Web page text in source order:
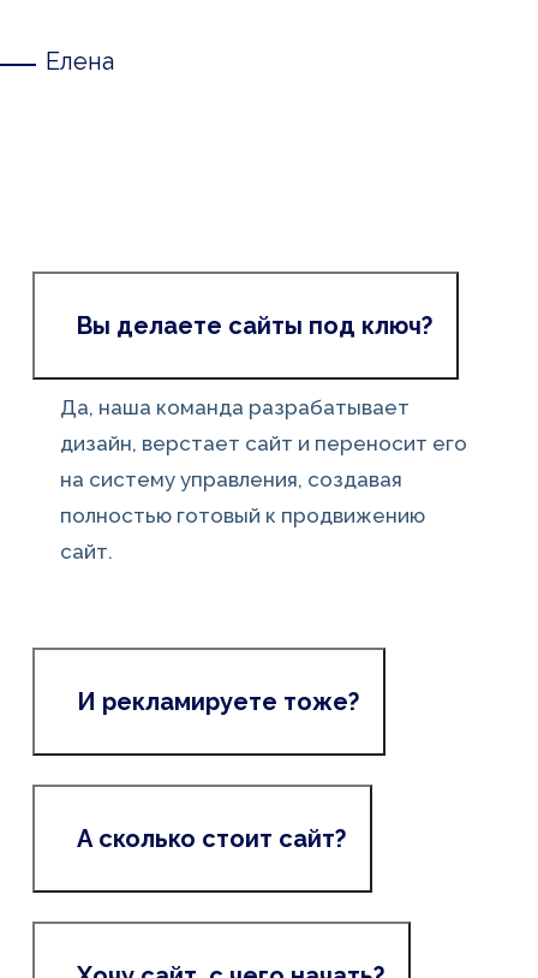
Елена
Вы делаете сайты под ключ?
Да, наша команда разрабатывает
дизайн, верстает сайт и переносит его
на систему управления, создавая
полностью готовый к продвижению
сайт.
И рекламируете тоже?
А сколько стоит сайт?